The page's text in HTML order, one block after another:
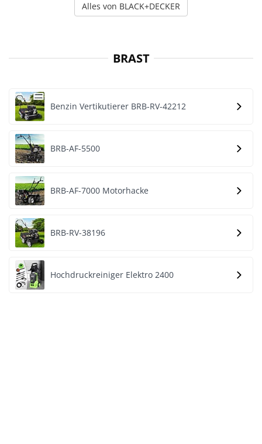
Alles von BLACK+DECKER
BRAST
Benzin Vertikutierer BRB-RV-42212
BRB-AF-5500
BRB-AF-7000 Motorhacke
BRB-RV-38196
Hochdruckreiniger Elektro 2400